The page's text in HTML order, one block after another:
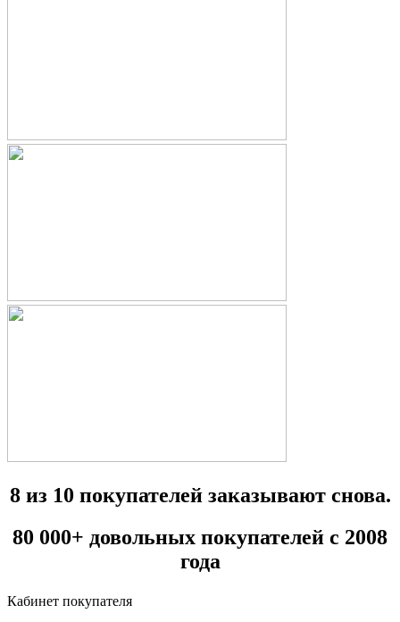
8 из 10 покупателей заказывают снова.
80 000+ довольных покупателей с 2008
года
Кабинет покупателя